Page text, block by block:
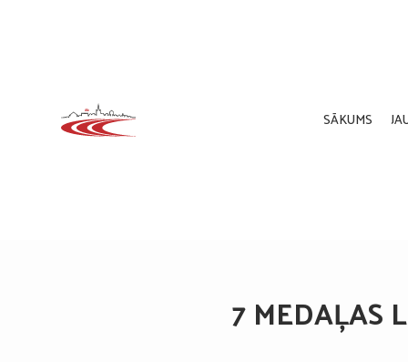
SĀKUMS
7 MEDAĻAS